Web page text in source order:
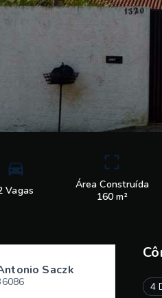
Vagas
Área Construída
160 m²
Saczk
4